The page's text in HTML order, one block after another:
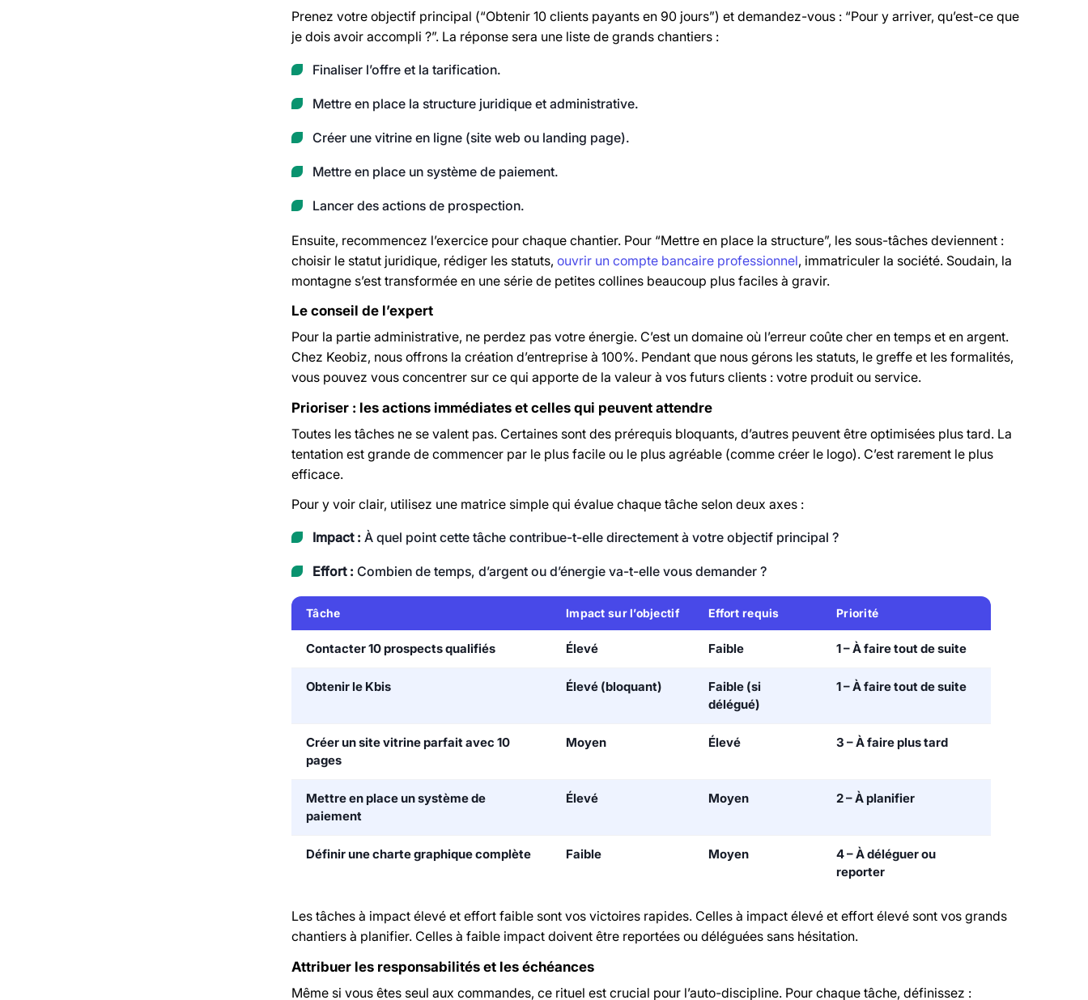
Prenez votre objectif principal (“Obtenir 10 clients payants en 90 jours”) et demandez-vous : “Pour y arriver, qu’est-ce que
je dois avoir accompli ?”. La réponse sera une liste de grands chantiers :
Finaliser l’offre et la tarification.
Mettre en place la structure juridique et administrative.
Créer une vitrine en ligne (site web ou landing page).
Mettre en place un système de paiement.
Lancer des actions de prospection.
Ensuite, recommencez l’exercice pour chaque chantier. Pour “Mettre en place la structure”, les sous-tâches deviennent :
choisir le statut juridique, rédiger les statuts, ouvrir un compte bancaire professionnel, immatriculer la société. Soudain, la
montagne s’est transformée en une série de petites collines beaucoup plus faciles à gravir.
Le conseil de l’expert
Pour la partie administrative, ne perdez pas votre énergie. C’est un domaine où l’erreur coûte cher en temps et en argent.
Chez Keobiz, nous offrons la création d’entreprise à 100%. Pendant que nous gérons les statuts, le greffe et les formalités,
vous pouvez vous concentrer sur ce qui apporte de la valeur à vos futurs clients : votre produit ou service.
Prioriser : les actions immédiates et celles qui peuvent attendre
Toutes les tâches ne se valent pas. Certaines sont des prérequis bloquants, d’autres peuvent être optimisées plus tard. La
tentation est grande de commencer par le plus facile ou le plus agréable (comme créer le logo). C’est rarement le plus
efficace.
Pour y voir clair, utilisez une matrice simple qui évalue chaque tâche selon deux axes :
Impact : À quel point cette tâche contribue-t-elle directement à votre objectif principal ?
Effort : Combien de temps, d’argent ou d’énergie va-t-elle vous demander ?
Tâche Impact sur l’objectif Effort requis Priorité
Contacter 10 prospects qualifiés Élevé Faible 1 – À faire tout de suite
Obtenir le Kbis Élevé (bloquant)
Faible (si
délégué)
1 – À faire tout de suite
Créer un site vitrine parfait avec 10
pages
Moyen Élevé 3 – À faire plus tard
Mettre en place un système de
paiement
Élevé Moyen 2 – À planifier
Définir une charte graphique complète Faible Moyen
4 – À déléguer ou
reporter
Les tâches à impact élevé et effort faible sont vos victoires rapides. Celles à impact élevé et effort élevé sont vos grands
chantiers à planifier. Celles à faible impact doivent être reportées ou déléguées sans hésitation.
Attribuer les responsabilités et les échéances
Même si vous êtes seul aux commandes, ce rituel est crucial pour l’auto-discipline. Pour chaque tâche, définissez :